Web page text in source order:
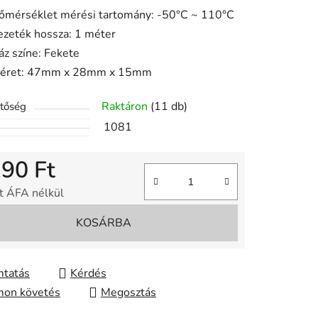
mérési tartomány: -50°C ~ 110°C
hossza: 1 méter
színe: Fekete
47mm x 28mm x 15mm
Raktáron (11 db)
1081
Ft
ÁFA nélkül
KOSÁRBA
Kérdés
követés
Megosztás